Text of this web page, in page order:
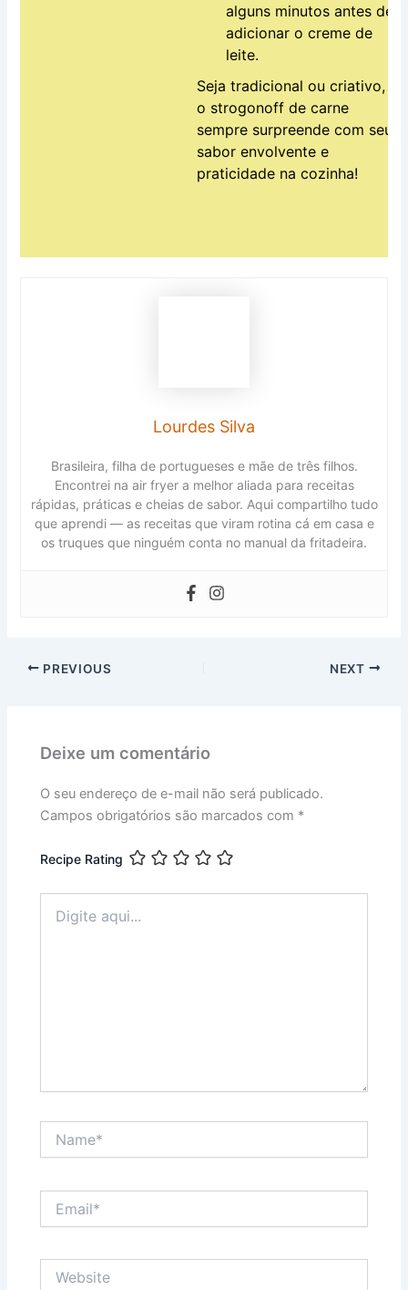
alguns minutos antes de
adicionar o creme de
leite.
Seja tradicional ou criativo,
o strogonoff de carne
sempre surpreende com seu
sabor envolvente e
praticidade na cozinha!
Lourdes Silva
Brasileira, filha de portugueses e mãe de três filhos.
Encontrei na air fryer a melhor aliada para receitas
rápidas, práticas e cheias de sabor. Aqui compartilho tudo
que aprendi — as receitas que viram rotina cá em casa e
os truques que ninguém conta no manual da fritadeira.
PREVIOUS NEXT
Deixe um comentário
O seu endereço de e-mail não será publicado.
Campos obrigatórios são marcados com *
Recipe Rating
aqui...